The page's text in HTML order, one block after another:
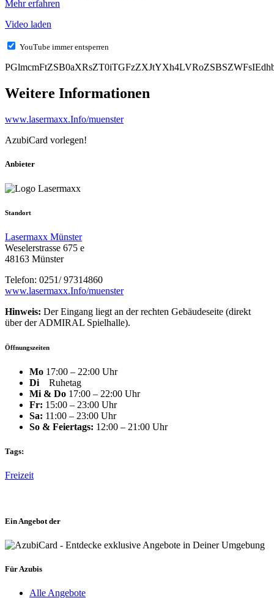
Mehr erfahren
Video laden
YouTube immer entsperren
Weitere Informationen
www.lasermaxx.Info/muenster
AzubiCard vorlegen!
Anbieter
Standort
Lasermaxx Münster
Weselerstrasse 675 e
48163 Münster
Telefon: 0251/ 97314860
www.lasermaxx.Info/muenster
Hinweis: Der Eingang liegt an der rechten Gebäudeseite (direkt
über der ADMIRAL Spielhalle).
Öffnungszeiten
Mo 17:00 – 22:00 Uhr
Di
Ruhetag
Mi & Do 17:00 – 22:00 Uhr
Fr: 15:00 – 23:00 Uhr
Sa: 11:00 – 23:00 Uhr
So & Feiertags: 12:00 – 21:00 Uhr
Tags:
Freizeit
Ein Angebot der
Für Azubis
Alle Angebote